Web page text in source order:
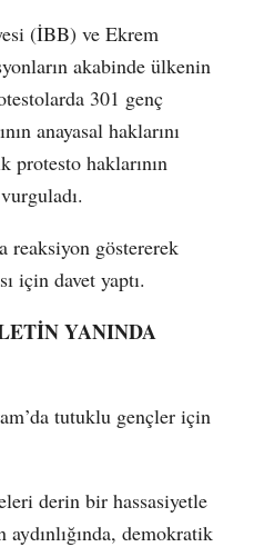
(İBB) ve Ekrem
akabinde ülkenin
301 genç
anayasal haklarını
protesto haklarının
reaksiyon göstererek
için davet yaptı.
YANINDA
tutuklu gençler için
derin bir hassasiyetle
demokratik